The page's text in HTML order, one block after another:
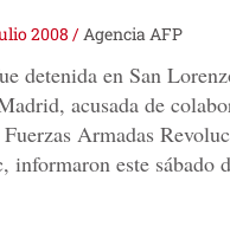
2008 /Agencia AFP
detenida en San
acusada de
Armadas
informaron este sábado